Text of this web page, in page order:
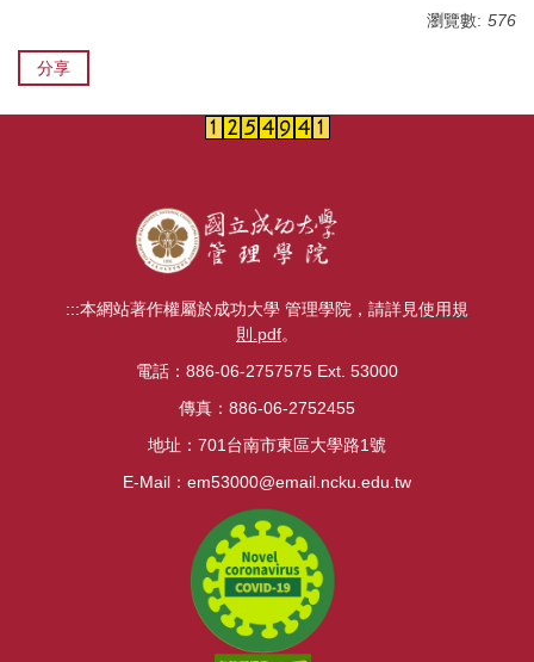
瀏覽數: 576
分享
:::本網站著作權屬於成功大學 管理學院，請詳見使用規
則.pdf。
電話：886-06-2757575 Ext. 53000
傳真：886-06-2752455
地址：701台南市東區大學路1號
E-Mail： em53000@email.ncku.edu.tw